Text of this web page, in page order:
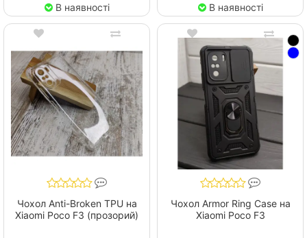
В наявності В наявності
Чохол Anti-Broken TPU на
Xiaomi Poco F3 (прозорий)
Чохол Armor Ring Case на
Xiaomi Poco F3